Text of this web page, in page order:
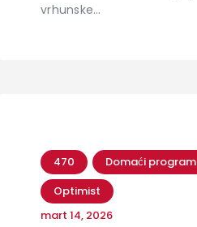
vrhunske…
470 Domaći program
Optimist
mart 14, 2026